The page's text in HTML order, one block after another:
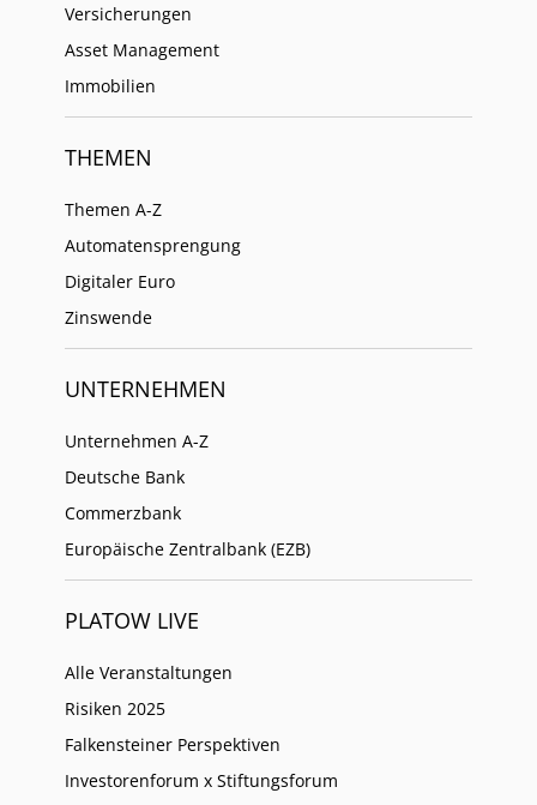
Versicherungen
Asset Management
Immobilien
THEMEN
Themen A-Z
Automatensprengung
Digitaler Euro
Zinswende
UNTERNEHMEN
Unternehmen A-Z
Deutsche Bank
Commerzbank
Europäische Zentralbank (EZB)
PLATOW LIVE
Alle Veranstaltungen
Risiken 2025
Falkensteiner Perspektiven
Investorenforum x Stiftungsforum